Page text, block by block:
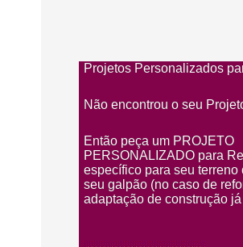
Projetos Personalizados
Não encontrou o seu
Então peça um PROJETO
PERSONALIZADO para
específico para seu terreno
seu galpão (no caso de
adaptação de construção